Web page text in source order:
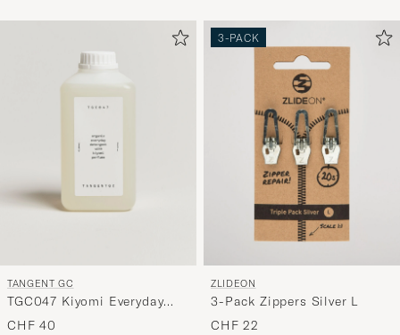
TANGENT GC
TGC047 Kiyomi Everyday
Detergent
CHF 40
3-PACK
ZLIDEON
3-Pack Zippers Silver L
CHF 22